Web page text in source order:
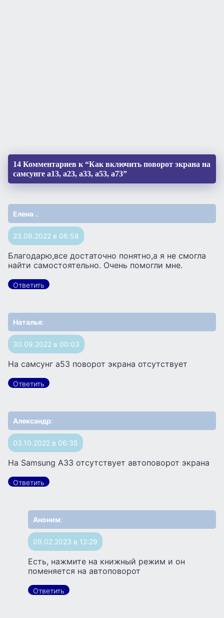
14 Комментариев к “Как включить поворот экрана на
самсунге а13, а23, а33, а53, а73”
Елена .:
23.08.2022 в 06:58
Благодарю,все достаточно понятно,а я не смогла
найти самостоятельно. Очень помогли мне.
Ответить
Наталья:
30.09.2022 в 00:03
На самсунг а53 поворот экрана отсутствует
Ответить
Александр:
03.10.2022 в 06:35
На Samsung A33 отсутствует автоповорот экрана
Ответить
Аноним:
09.02.2023 в 12:29
Есть, нажмите на книжный режим и он
поменяется на автоповорот
Ответить